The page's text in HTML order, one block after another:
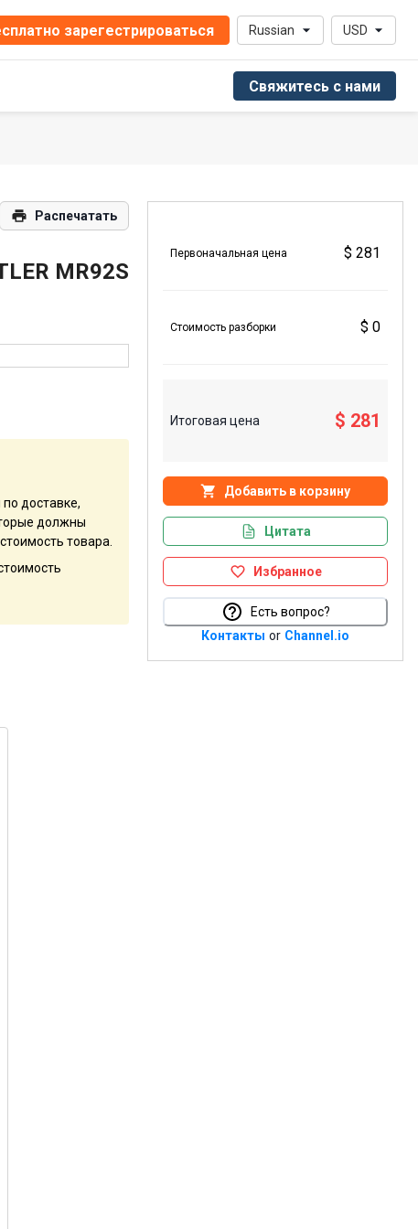
зарегестрироваться Russian USD
Свяжитесь с нами
Распечатать
MR92S
доставке,
должны
товара.
Первоначальная цена $ 281
Стоимость разборки $ 0
Итоговая цена $ 281
Добавить в корзину
Цитата
Избранное
Есть вопрос?
Контакты or Channel.io